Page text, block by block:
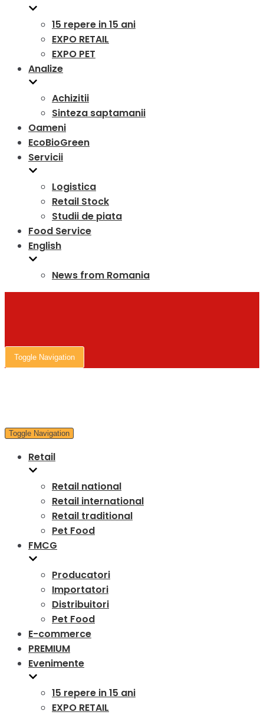
15 repere in 15 ani
EXPO RETAIL
EXPO PET
Analize
Achizitii
Sinteza saptamanii
Oameni
EcoBioGreen
Servicii
Logistica
Retail Stock
Studii de piata
Food Service
English
News from Romania
Toggle Navigation
Toggle Navigation
Retail
Retail national
Retail international
Retail traditional
Pet Food
FMCG
Producatori
Importatori
Distribuitori
Pet Food
E-commerce
PREMIUM
Evenimente
15 repere in 15 ani
EXPO RETAIL